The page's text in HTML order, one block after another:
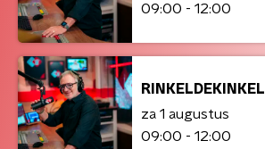
09:00 - 12:00
RINKELDEKINKEL
za 1 augustus
09:00 - 12:00